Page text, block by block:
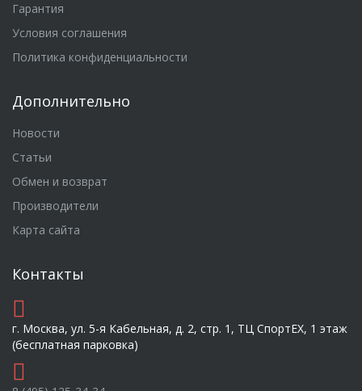
Гарантия
Условия соглашения
Политика конфиденциальности
Дополнительно
Новости
Статьи
Обмен и возврат
Производители
Карта сайта
Контакты
г. Москва, ул. 5-я Кабельная, д. 2, стр. 1, ТЦ СпортEX, 1 этаж
(бесплатная парковка)